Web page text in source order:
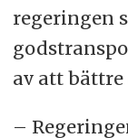
regeringen
av att
–